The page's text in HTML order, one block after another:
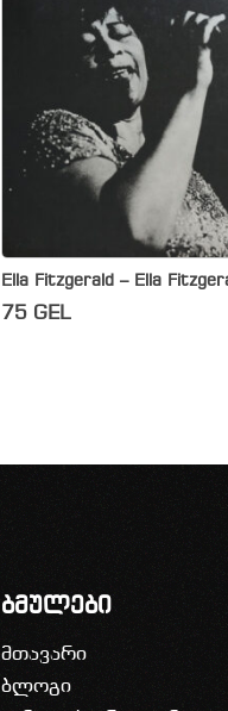
Ella Fitzgerald – Ella
75 GEL
ბმულები
მთავარი
ბლოგი